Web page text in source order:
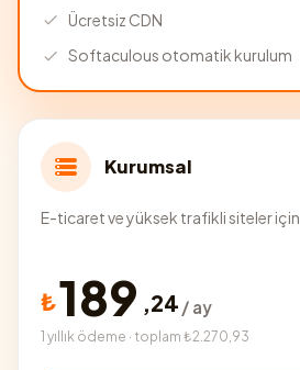
Ücretsiz CDN
Softaculous otomatik kurulum
Kurumsal
E-ticaret ve yüksek trafikli siteler için
₺189 ,24 / ay
1 yıllık ödeme · toplam ₺2.270,93